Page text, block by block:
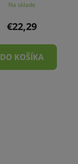
Na sklade
€22,29
DO KOŠÍKA